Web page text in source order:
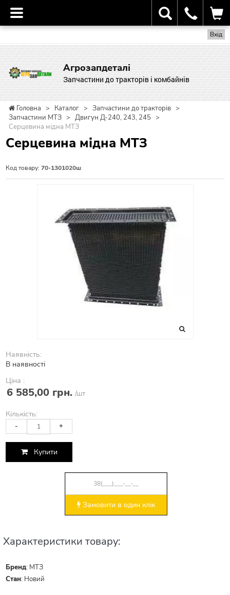
Вхід
Агрозапдеталі
Запчастини до тракторів і комбайнів
Головна > Каталог > Запчастини до тракторів >
Запчастини МТЗ > Двигун Д-240, 243, 245 >
Серцевина мідна МТЗ
Серцевина мідна МТЗ
Код товару: 70-1301020ш
Наявність:
В наявності
Ціна :
6 585,00 грн. /шт
Кількість:
- +
Купити
Замовити в один клік
Характеристики товару:
Бренд: МТЗ
Стан: Новий